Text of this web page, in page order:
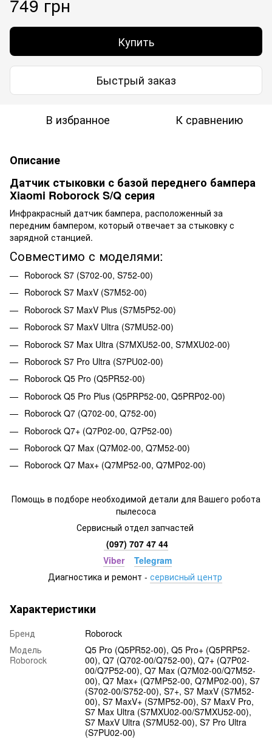
Купить
Быстрый заказ
В избранное К сравнению
Описание
Датчик стыковки с базой переднего бампера
Xiaomi Roborock S/Q серия
Инфракрасный датчик бампера, расположенный за
передним бампером, который отвечает за стыковку с
зарядной станцией.
Совместимо с моделями:
Roborock S7 (S702-00, S752-00)
Roborock S7 MaxV (S7M52-00)
Roborock S7 MaxV Plus (S7M5P52-00)
Roborock S7 MaxV Ultra (S7MU52-00)
Roborock S7 Max Ultra (S7MXU52-00, S7MXU02-00)
Roborock S7 Pro Ultra (S7PU02-00)
Roborock Q5 Pro (Q5PR52-00)
Roborock Q5 Pro Plus (Q5PRP52-00, Q5PRP02-00)
Roborock Q7 (Q702-00, Q752-00)
Roborock Q7+ (Q7P02-00, Q7P52-00)
Roborock Q7 Max (Q7M02-00, Q7M52-00)
Roborock Q7 Max+ (Q7MP52-00, Q7MP02-00)
Помощь в подборе необходимой детали для Вашего робота
пылесоса
Сервисный отдел запчастей
(097) 707 47 44
Viber
Telegram
Диагностика и ремонт - сервисный центр
Характеристики
Бренд
Roborock
Модель
Roborock
Q5 Pro (Q5PR52-00), Q5 Pro+ (Q5PRP52-
00), Q7 (Q702-00/Q752-00), Q7+ (Q7P02-
00/Q7P52-00), Q7 Max (Q7M02-00/Q7M52-
00), Q7 Max+ (Q7MP52-00, Q7MP02-00), S7
(S702-00/S752-00), S7+, S7 MaxV (S7M52-
00), S7 MaxV+ (S7MP52-00), S7 MaxV Pro,
S7 Max Ultra (S7MXU02-00/S7MXU52-00),
S7 MaxV Ultra (S7MU52-00), S7 Pro Ultra
(S7PU02-00)